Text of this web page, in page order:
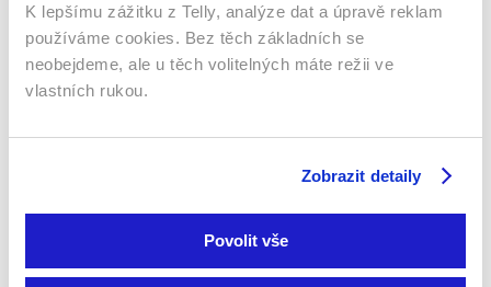
K lepšímu zážitku z Telly, analýze dat a úpravě reklam
používáme cookies. Bez těch základních se
neobejdeme, ale u těch volitelných máte režii ve
vlastních rukou.
Zobrazit detaily
Povolit vše
Sledujte kdekoliv až na 6 zařízeních
Sledovat internetovou televizi jde odkudkoliv
po celé EU, a to až na 6 zařízeních.